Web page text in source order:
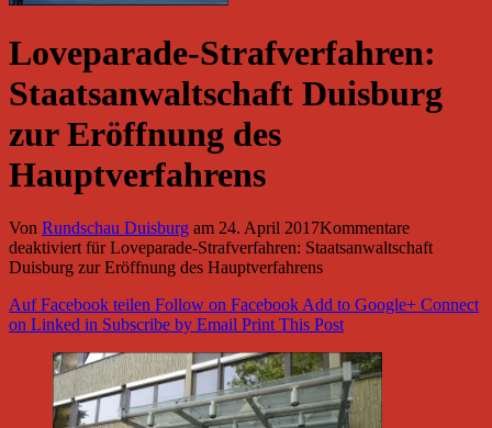
Loveparade-Strafverfahren:
Staatsanwaltschaft Duisburg
zur Eröffnung des
Hauptverfahrens
Von Rundschau Duisburg am 24. April 2017Kommentare
deaktiviertfür Loveparade-Strafverfahren: Staatsanwaltschaft
Duisburg zur Eröffnung des Hauptverfahrens
Auf Facebook teilen Follow on FacebookAdd to Google+ Connect
on Linked in Subscribe by Email Print This Post